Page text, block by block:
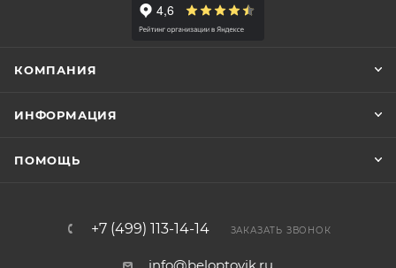
КОМПАНИЯ
ИНФОРМАЦИЯ
ПОМОЩЬ
+7 (499) 113-14-14 ЗАКАЗАТЬ ЗВОНОК